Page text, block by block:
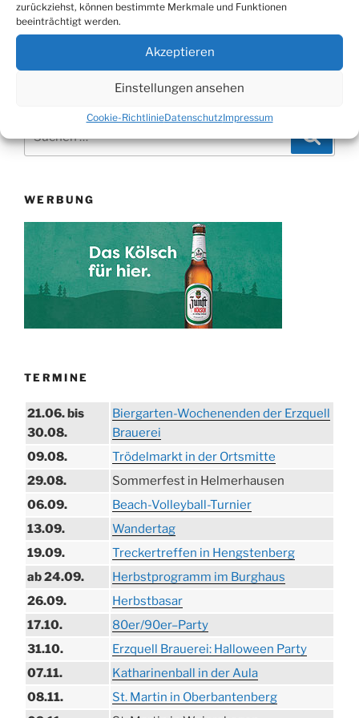
zurückziehst, können bestimmte Merkmale und Funktionen
beeinträchtigt werden.
Akzeptieren
Einstellungen ansehen
Cookie-RichtlinieDatenschutzImpressum
Beitrag
Bonifatius-Woche in Bielstein: Pfarrgemeinde lädt zu
nach:
WERBUNG
TERMINE
21.06. bis
30.08.
Biergarten-Wochenenden der Erzquell
Brauerei
09.08.
Trödelmarkt in der Ortsmitte
29.08.
Sommerfest in Helmerhausen
06.09.
Beach-Volleyball-Turnier
13.09.
Wandertag
19.09.
Treckertreffen in Hengstenberg
ab 24.09.
Herbstprogramm im Burghaus
26.09.
Herbstbasar
17.10.
80er/90er–Party
31.10.
Erzquell Brauerei: Halloween Party
07.11.
Katharinenball in der Aula
08.11.
St. Martin in Oberbantenberg